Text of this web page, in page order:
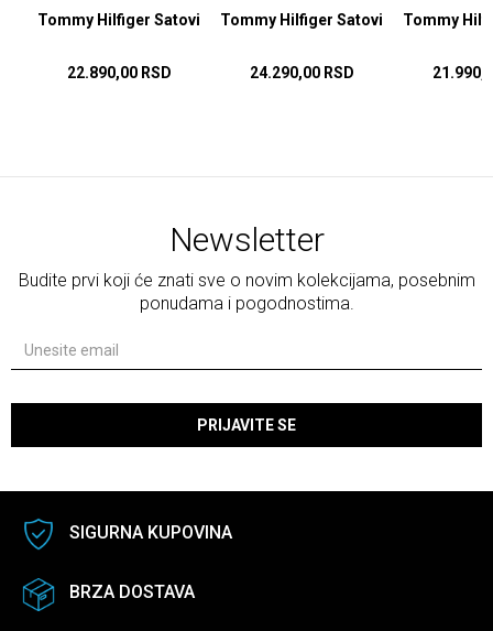
Tommy Hilfiger Satovi
22.890,00 RSD
Tommy Hilfiger Satovi
24.290,00 RSD
Tommy
Newsletter
Budite prvi koji će znati sve o novim kolekcijama, posebnim
ponudama i pogodnostima.
PRIJAVITE SE
SIGURNA KUPOVINA
BRZA DOSTAVA